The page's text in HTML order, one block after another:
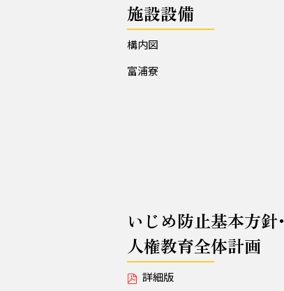
施設設備
構内図
富浦寮
いじめ防止基本方針･
人権教育全体計画
詳細版